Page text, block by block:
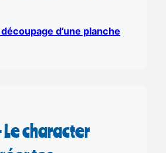
d’une planche
Le character